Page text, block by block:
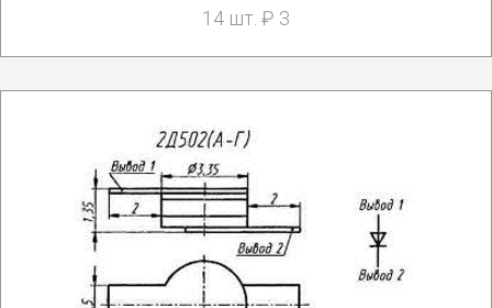
14 шт. ₽ 3